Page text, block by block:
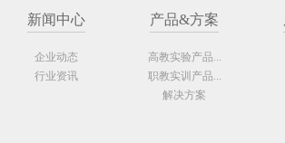
新闻中心
企业动态
行业资讯
产品&方案
高教实验产品...
职教实训产品...
解决方案